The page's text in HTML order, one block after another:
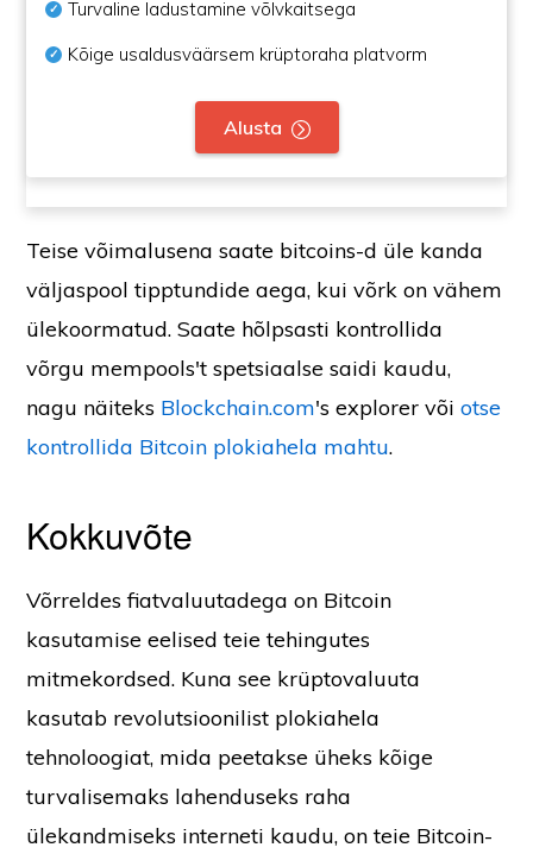
Turvaline ladustamine võlvkaitsega
Kõige usaldusväärsem krüptoraha platvorm
Alusta
Teise võimalusena saate bitcoins-d üle kanda
väljaspool tipptundide aega, kui võrk on vähem
ülekoormatud. Saate hõlpsasti kontrollida
võrgu mempools't spetsiaalse saidi kaudu,
nagu näiteks Blockchain.com's explorer võiotse
kontrollida Bitcoin plokiahela mahtu.
Kokkuvõte
Võrreldes fiatvaluutadega on Bitcoin
kasutamise eelised teie tehingutes
mitmekordsed. Kuna see krüptovaluuta
kasutab revolutsioonilist plokiahela
tehnoloogiat, mida peetakse üheks kõige
turvalisemaks lahenduseks raha
ülekandmiseks interneti kaudu, on teie Bitcoin-